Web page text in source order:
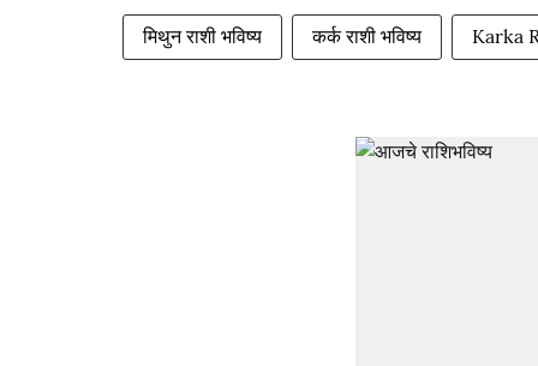
मिथुन राशी भविष्य कर्क राशी भविष्य Karka